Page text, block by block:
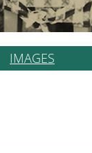
IMAGES